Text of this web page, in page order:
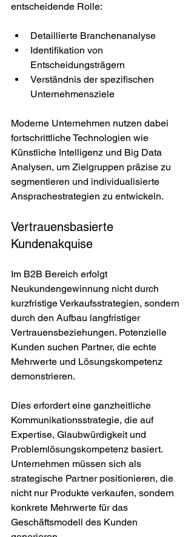
entscheidende Rolle:
Detaillierte Branchenanalyse
Identifikation von
Entscheidungsträgern
Verständnis der spezifischen
Unternehmensziele
Moderne Unternehmen nutzen dabei
fortschrittliche Technologien wie
Künstliche Intelligenz und Big Data
Analysen, um Zielgruppen präzise zu
segmentieren und individualisierte
Ansprachestrategien zu entwickeln.
Vertrauensbasierte
Kundenakquise
Im B2B Bereich erfolgt
Neukundengewinnung nicht durch
kurzfristige Verkaufsstrategien, sondern
durch den Aufbau langfristiger
Vertrauensbeziehungen. Potenzielle
Kunden suchen Partner, die echte
Mehrwerte und Lösungskompetenz
demonstrieren.
Dies erfordert eine ganzheitliche
Kommunikationsstrategie, die auf
Expertise, Glaubwürdigkeit und
Problemlösungskompetenz basiert.
Unternehmen müssen sich als
strategische Partner positionieren, die
nicht nur Produkte verkaufen, sondern
konkrete Mehrwerte für das
Geschäftsmodell des Kunden